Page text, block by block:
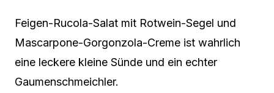
Feigen-Rucola-Salat mit Rotwein-Segel und
Mascarpone-Gorgonzola-Creme ist wahrlich
eine leckere kleine Sünde und ein echter
Gaumenschmeichler.